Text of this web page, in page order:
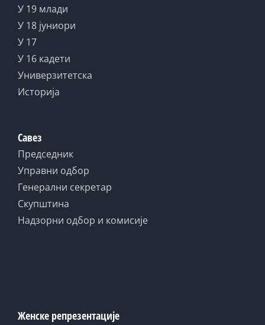
У 19 млади
У 18 јуниори
У 17
У 16 кадети
Универзитетска
Историја
Савез
Председник
Управни одбор
Генерални секретар
Скупштина
Надзорни одбор и комисије
Женске репрезентације